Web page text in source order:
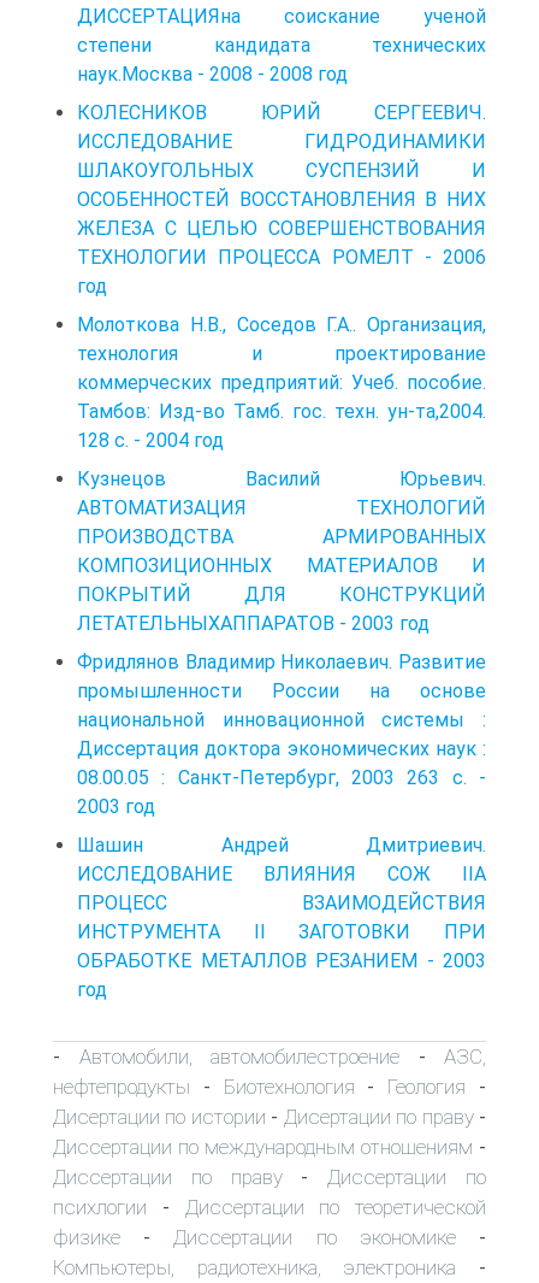
ДИССЕРТАЦИЯна соискание ученой
степени кандидата технических
наук.Москва - 2008 - 2008 год
КОЛЕСНИКОВ ЮРИЙ СЕРГЕЕВИЧ.
ИССЛЕДОВАНИЕ ГИДРОДИНАМИКИ
ШЛАКОУГОЛЬНЫХ СУСПЕНЗИЙ И
ОСОБЕННОСТЕЙ ВОССТАНОВЛЕНИЯ В НИХ
ЖЕЛЕЗА С ЦЕЛЬЮ СОВЕРШЕНСТВОВАНИЯ
ТЕХНОЛОГИИ ПРОЦЕССА РОМЕЛТ - 2006
год
Молоткова Н.В., Соседов Г.А.. Организация,
технология и проектирование
коммерческих предприятий: Учеб. пособие.
Тамбов: Изд-во Тамб. гос. техн. ун-та,2004.
128 с. - 2004 год
Кузнецов Василий Юрьевич.
АВТОМАТИЗАЦИЯ ТЕХНОЛОГИЙ
ПРОИЗВОДСТВА АРМИРОВАННЫХ
КОМПОЗИЦИОННЫХ МАТЕРИАЛОВ И
ПОКРЫТИЙ ДЛЯ КОНСТРУКЦИЙ
ЛЕТАТЕЛЬНЫХАППАРАТОВ - 2003 год
Фридлянов Владимир Николаевич. Развитие
промышленности России на основе
национальной инновационной системы :
Диссертация доктора экономических наук :
08.00.05 : Санкт-Петербург, 2003 263 c. -
2003 год
Шашин Андрей Дмитриевич.
ИССЛЕДОВАНИЕ ВЛИЯНИЯ СОЖ IIA
ПРОЦЕСС ВЗАИМОДЕЙСТВИЯ
ИНСТРУМЕНТА II ЗАГОТОВКИ ПРИ
ОБРАБОТКЕ МЕТАЛЛОВ РЕЗАНИЕМ - 2003
год
- Автомобили, автомобилестроение - АЗС,
нефтепродукты - Биотехнология - Геология -
Дисертации по истории - Дисертации по праву-
Диссертации по международным отношениям -
Диссертации по праву- Диссертации по
психлогии - Диссертации по теоретической
физике - Диссертации по экономике-
Компьютеры, радиотехника, электроника -